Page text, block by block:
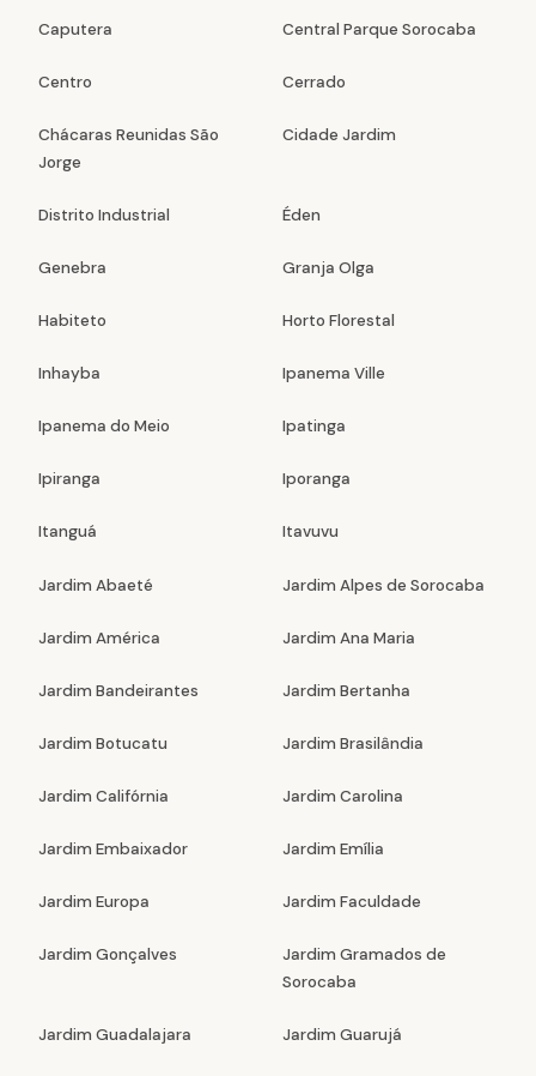
Caputera Central Parque Sorocaba
Centro Cerrado
Chácaras Reunidas São
Jorge
Cidade Jardim
Distrito Industrial Éden
Genebra Granja Olga
Habiteto Horto Florestal
Inhayba Ipanema Ville
Ipanema do Meio Ipatinga
Ipiranga Iporanga
Itanguá Itavuvu
Jardim Abaeté Jardim Alpes de Sorocaba
Jardim América Jardim Ana Maria
Jardim Bandeirantes Jardim Bertanha
Jardim Botucatu Jardim Brasilândia
Jardim Califórnia Jardim Carolina
Jardim Embaixador Jardim Emília
Jardim Europa Jardim Faculdade
Jardim Gonçalves
Jardim Gramados de
Sorocaba
Jardim Guadalajara Jardim Guarujá